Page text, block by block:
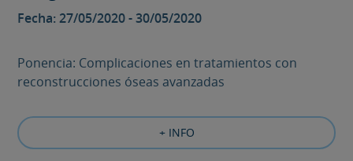
Fecha: 27/05/2020 - 30/05/2020
Ponencia: Complicaciones en tratamientos con
reconstrucciones óseas avanzadas
+ INFO